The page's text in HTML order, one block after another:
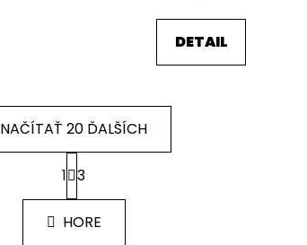
DETAIL
O
v
l
NAČÍTAŤ 20 ĎALŠÍCH
S
t
r
n
1 3
HORE